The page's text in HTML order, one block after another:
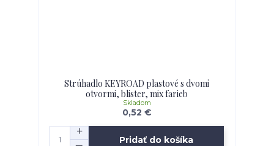
Strúhadlo KEYROAD plastové s dvomi
otvormi, blister, mix farieb
0,52 €
Skladom
Pridať do košíka